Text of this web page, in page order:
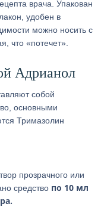
врача. Упакован
удобен в
можно носить с
что «потечет».
Адрианол
собой
основными
Тримазолин
прозрачного или
средство по 10 мл